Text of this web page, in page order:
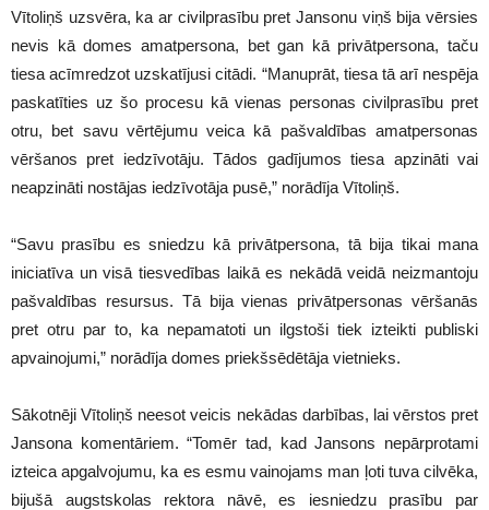
Vītoliņš uzsvēra, ka ar civilprasību pret Jansonu viņš bija vērsies
nevis kā domes amatpersona, bet gan kā privātpersona, taču
tiesa acīmredzot uzskatījusi citādi. “Manuprāt, tiesa tā arī nespēja
paskatīties uz šo procesu kā vienas personas civilprasību pret
otru, bet savu vērtējumu veica kā pašvaldības amatpersonas
vēršanos pret iedzīvotāju. Tādos gadījumos tiesa apzināti vai
neapzināti nostājas iedzīvotāja pusē,” norādīja Vītoliņš.
“Savu prasību es sniedzu kā privātpersona, tā bija tikai mana
iniciatīva un visā tiesvedības laikā es nekādā veidā neizmantoju
pašvaldības resursus. Tā bija vienas privātpersonas vēršanās
pret otru par to, ka nepamatoti un ilgstoši tiek izteikti publiski
apvainojumi,” norādīja domes priekšsēdētāja vietnieks.
Sākotnēji Vītoliņš neesot veicis nekādas darbības, lai vērstos pret
Jansona komentāriem. “Tomēr tad, kad Jansons nepārprotami
izteica apgalvojumu, ka es esmu vainojams man ļoti tuva cilvēka,
bijušā augstskolas rektora nāvē, es iesniedzu prasību par